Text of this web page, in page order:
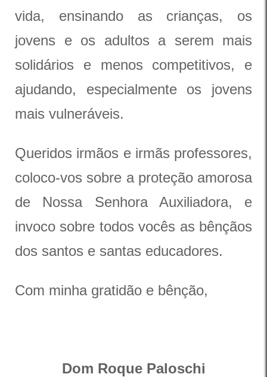
vida, ensinando as crianças, os
jovens e os adultos a serem mais
solidários e menos competitivos, e
ajudando, especialmente os jovens
mais vulneráveis.
Queridos irmãos e irmãs professores,
coloco-vos sobre a proteção amorosa
de Nossa Senhora Auxiliadora, e
invoco sobre todos vocês as bênçãos
dos santos e santas educadores.
Com minha gratidão e bênção,
Dom Roque Paloschi